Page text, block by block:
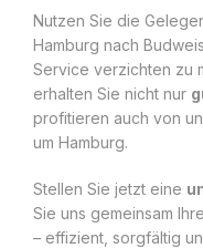
Nutzen Sie die
Hamburg nach
Service verzichten zu
erhalten Sie nicht nur
profitieren auch von
um Hamburg.
Stellen Sie jetzt eine
Sie uns gemeinsam
– effizient, sorgfältig